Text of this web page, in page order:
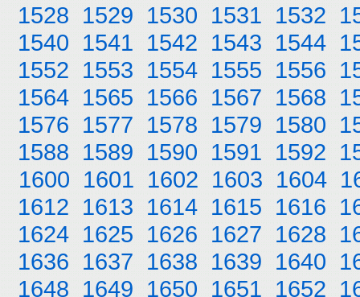
1528 1529 1530 1531 1532
1540 1541 1542 1543 1544
1552 1553 1554 1555 1556
1564 1565 1566 1567 1568
1576 1577 1578 1579 1580
1588 1589 1590 1591 1592
1600 1601 1602 1603 1604
1612 1613 1614 1615 1616
1624 1625 1626 1627 1628
1636 1637 1638 1639 1640
1648 1649 1650 1651 1652